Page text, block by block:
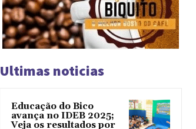
Ultimas noticias
Educação do Bico
avança no IDEB 2025;
Veja os resultados por